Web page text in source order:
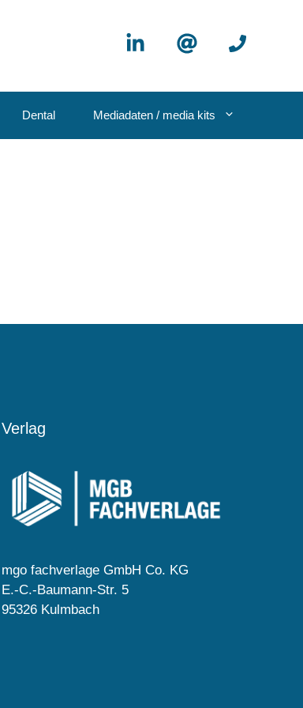
Dental Mediadaten / media kits
Verlag
mgo fachverlage GmbH Co. KG
E.-C.-Baumann-Str. 5
95326 Kulmbach